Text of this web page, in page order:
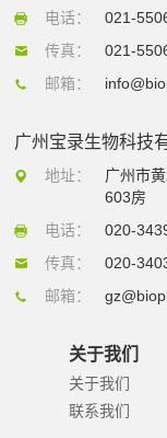
电话：
021-
传真：
021-
邮箱：
广州宝录生物科技
地址：
广州市
603房
电话：
020-
传真：
020-
邮箱：
关于我们
关于我们
联系我们